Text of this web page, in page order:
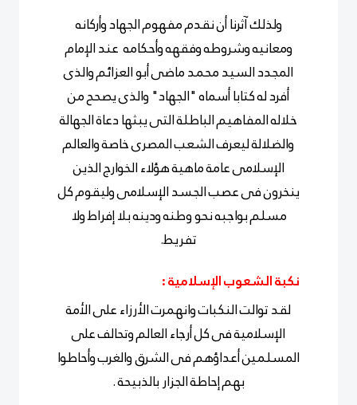
ولذلك آثرنا أن نقدم مفهوم الجهاد وأركانه
ومعانيه وشروطه وفقهه وأحكامه عند الإمام
المجدد السيد محمد ماضى أبو العزائم والذى
أفرد له كتابا أسماه "الجهاد" والذى يصحح من
خلاله المفاهيم الباطلة التى يبثها دعاة الجهالة
والضلالة ليعرف الشعب المصرى خاصة والعالم
الإسلامى عامة ماهية هؤلاء الخوارج الذين
ينخرون فى عصب الجسد الإسلامى وليقوم كل
مسلم بواجبه نحو وطنه ودينه بلا إفراط ولا
تفريط.
نكبة الشعوب الإسلامية :
لقد توالت النكبات وانهمرت الأرزاء على الأمة
الإسلامية فى كل أرجاء العالم وتحالف على
المسلمين أعداؤهم فى الشرق والغرب وأحاطوا
بهم إحاطة الجزار بالذبيحة .